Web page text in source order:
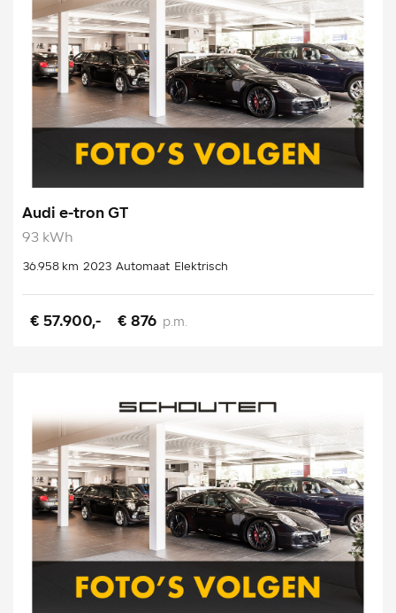
Audi e-tron GT
93 kWh
36.958 km 2023 Automaat Elektrisch
€ 57.900,- € 876 p.m.